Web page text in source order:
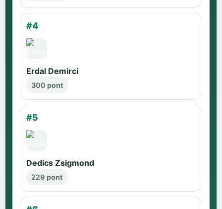
#4
Erdal Demirci
300 pont
#5
Dedics Zsigmond
229 pont